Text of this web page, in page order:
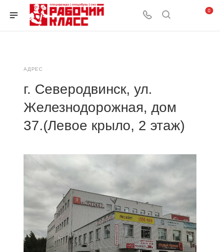
0
АДРЕС
г. Северодвинск, ул.
Железнодорожная, дом
37.(Левое крыло, 2 этаж)